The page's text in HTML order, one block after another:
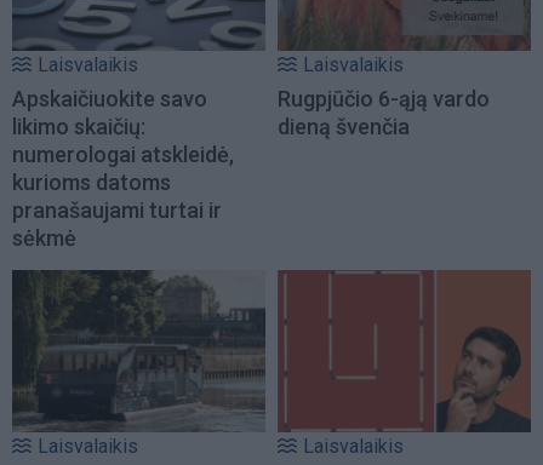
Laisvalaikis
Apskaičiuokite savo
likimo skaičių:
numerologai atskleidė,
kurioms datoms
pranašaujami turtai ir
sėkmė
Laisvalaikis
Rugpjūčio 6-ąją vardo
dieną švenčia
Laisvalaikis Laisvalaikis